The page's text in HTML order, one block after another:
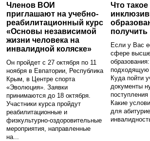
Членов ВОИ
приглашают на учебно-
реабилитационный курс
«Основы независимой
жизни человека на
инвалидной коляске»
Он пройдет с 27 октября по 11
ноября в Евпатории, Республика
Крым, в Центре спорта
«Эволюция». Заявки
принимаются до 18 октября.
Участники курса пройдут
реабилитационные и
физкультурно-оздоровительные
мероприятия, направленные
на...
Что
получить
Если у Вас
сфере
подходящую
Куда пойти
документы
Какие
для